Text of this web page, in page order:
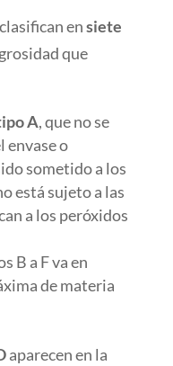
ensiete
que
A, que no se
envase o
sometido a los
está sujeto a las
a los peróxidos
B a F va en
de materia
aparecen en la